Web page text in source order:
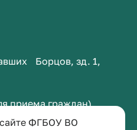
ФГБОУ ВО
Борцов, зд. 1,
приема граждан)